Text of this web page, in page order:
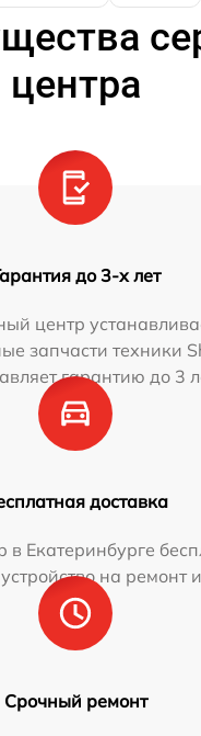
центра
до 3-х лет
центр
запчасти техники
гарантию до 3
доставка
Екатеринбурге
на ремонт
Срочный ремонт